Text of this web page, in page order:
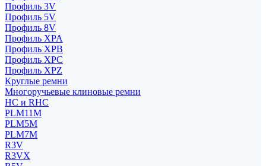
Профиль 3V
Профиль 5V
Профиль 8V
Профиль XPA
Профиль XPB
Профиль XPC
Профиль XPZ
Круглые ремни
Многоручьевые клиновые ремни
HC и RHC
PLM11M
PLM5M
PLM7M
R3V
R3VX